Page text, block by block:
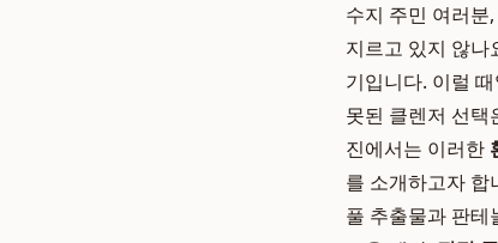
수지 주민 여러분
지르고 있지 않나
기입니다. 이럴
못된 클렌저 선택
진에서는 이러한
를 소개하고자 합
풀 추출물과 판테